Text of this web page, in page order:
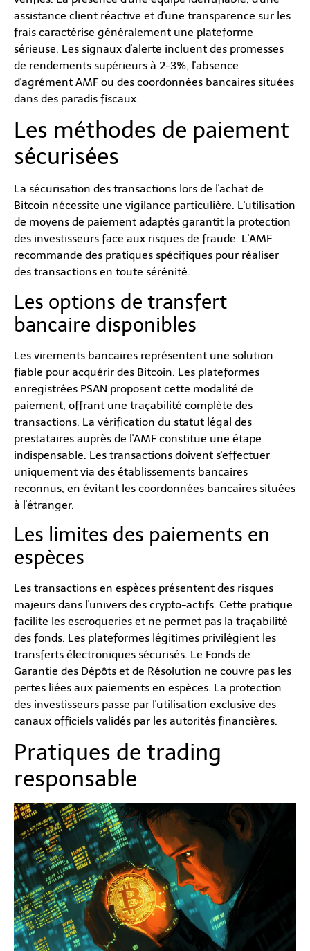
assistance client réactive et d'une transparence sur les
frais caractérise généralement une plateforme
sérieuse. Les signaux d'alerte incluent des promesses
de rendements supérieurs à 2-3%, l'absence
d'agrément AMF ou des coordonnées bancaires situées
dans des paradis fiscaux.
Les méthodes de paiement
sécurisées
La sécurisation des transactions lors de l'achat de
Bitcoin nécessite une vigilance particulière. L'utilisation
de moyens de paiement adaptés garantit la protection
des investisseurs face aux risques de fraude. L'AMF
recommande des pratiques spécifiques pour réaliser
des transactions en toute sérénité.
Les options de transfert
bancaire disponibles
Les virements bancaires représentent une solution
fiable pour acquérir des Bitcoin. Les plateformes
enregistrées PSAN proposent cette modalité de
paiement, offrant une traçabilité complète des
transactions. La vérification du statut légal des
prestataires auprès de l'AMF constitue une étape
indispensable. Les transactions doivent s'effectuer
uniquement via des établissements bancaires
reconnus, en évitant les coordonnées bancaires situées
à l'étranger.
Les limites des paiements en
espèces
Les transactions en espèces présentent des risques
majeurs dans l'univers des crypto-actifs. Cette pratique
facilite les escroqueries et ne permet pas la traçabilité
des fonds. Les plateformes légitimes privilégient les
transferts électroniques sécurisés. Le Fonds de
Garantie des Dépôts et de Résolution ne couvre pas les
pertes liées aux paiements en espèces. La protection
des investisseurs passe par l'utilisation exclusive des
canaux officiels validés par les autorités financières.
Pratiques de trading
responsable